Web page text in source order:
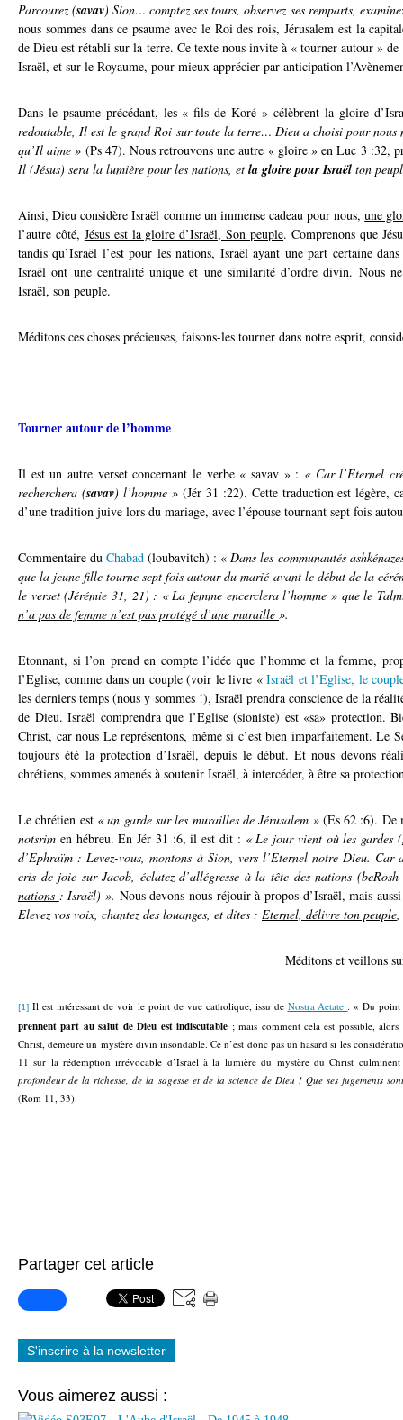
Parcourez (savav) Sion… comptez ses tours, observez ses remparts,
nous sommes dans ce psaume avec le Roi des rois, Jérusalem est la
de Dieu est rétabli sur la terre. Ce texte nous invite à « tourner autour »
Israël, et sur le Royaume, pour mieux apprécier par anticipation
Dans le psaume précédant, les « fils de Koré » célèbrent la gloire
redoutable, Il est le grand Roi sur toute la terre… Dieu a choisi pour
qu’Il aime » (Ps 47). Nous retrouvons une autre « gloire » en Luc 3 :32,
Il (Jésus) sera la lumière pour les nations, et la gloire pour Israël ton
Ainsi, Dieu considère Israël comme un immense cadeau pour nous,une
l’autre côté, Jésus est la gloire d’Israël, Son peuple. Comprenons que
tandis qu’Israël l’est pour les nations, Israël ayant une part certaine
Israël ont une centralité unique et une similarité d’ordre divin. Nous ne
Israël, son peuple.
Méditons ces choses précieuses, faisons-les tourner dans notre esprit,
Tourner autour de l’homme
Il est un autre verset concernant le verbe « savav » : « Car l’Eternel
recherchera (savav) l’homme » (Jér 31 :22). Cette traduction est légère,
d’une tradition juive lors du mariage, avec l’épouse tournant sept fois
Commentaire duChabad (loubavitch) : «Dans les communautés
que la jeune fille tourne sept fois autour du marié avant le début de la
le verset (Jérémie 31, 21) : « La femme encerclera l’homme » que le
n’a pas de femme n’est pas protégé d’une muraille ».
Etonnant, si l’on prend en compte l’idée que l’homme et la femme,
l’Eglise, comme dans un couple (voir le livre «Israël et l’Eglise, le
les derniers temps (nous y sommes !), Israël prendra conscience de la
de Dieu. Israël comprendra que l’Eglise (sioniste) est «sa» protection.
Christ, car nous Le représentons, même si c’est bien imparfaitement. Le
toujours été la protection d’Israël, depuis le début. Et nous devons
chrétiens, sommes amenés à soutenir Israël, à intercéder, à être sa
Le chrétien est « un garde sur les murailles de Jérusalem »(Es 62 :6). De
notsrim en hébreu. En Jér 31 :6, il est dit : « Le jour vient où les gardes (
d’Ephraïm : Levez-vous, montons à Sion, vers l’Eternel notre Dieu. Car
cris de joie sur Jacob, éclatez d’allégresse à la tête des nations
nations : Israël) ». Nous devons nous réjouir à propos d’Israël, mais
Elevez vos voix, chantez des louanges, et dites : Eternel, délivre ton peuple,
Méditons et veillons
[1] Il est intéressant de voir le point de vue catholique, issu de Nostra Aetate : « Du
prennent part au salut de Dieu est indiscutable ; mais comment cela est possible,
Christ, demeure un mystère divin insondable. Ce n’est donc pas un hasard si les
11 sur la rédemption irrévocable d’Israël à la lumière du mystère du Christ
profondeur de la richesse, de la sagesse et de la science de Dieu ! Que ses jugements
(Rom 11, 33)
Partager cet article
S'inscrire à la newsletter
Vous aimerez aussi :